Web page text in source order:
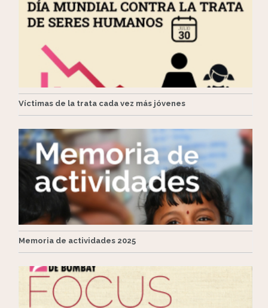
Víctimas de la trata cada vez más jóvenes
Memoria de actividades 2025